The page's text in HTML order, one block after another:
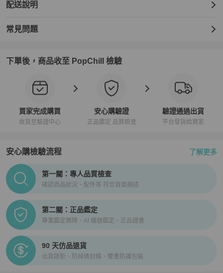
配送說明
常見問題
下單後，商品收至 PopChill 檢驗
買家完成購買
收貨至驗證中心
安心購驗證
正品鑑定 品質檢查
驗證通過出貨
平台發貨給買家
安心購檢驗流程 了解更多
PopChill拍拍圈正品驗證、安心購檢驗流程介紹
第一關：專人品質檢查
確認商品狀況、配件等 符合頁面描述
第二關：正品鑑定
專業鑑定團隊、AI 儀器鑑定、正品證書
90 天仿品退貨
出貨錄影、防掉換封條、雙重防護包裝